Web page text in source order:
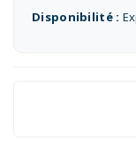
Disponibilité :